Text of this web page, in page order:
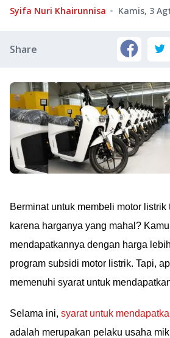
Syifa Nuri Khairunnisa Kamis, 3
Share
Berminat untuk membeli motor listrik
karena harganya yang mahal?
mendapatkannya dengan harga
program subsidi motor listrik. Tapi,
memenuhi syarat untuk
Selama ini, syarat untuk
adalah merupakan pelaku usaha